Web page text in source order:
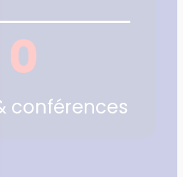
0
conférences